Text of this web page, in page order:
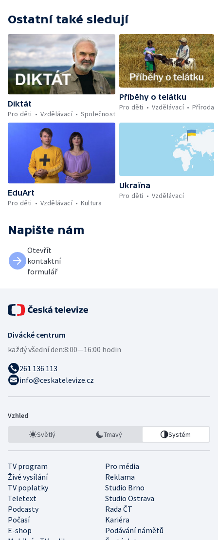
Ostatní také sledují
Diktát
Pro děti
Vzdělávací Společnost
Příběhy o telátku
Pro děti
Vzdělávací Příroda
EduArt
Pro děti
Vzdělávací Kultura
Ukraïna
Pro děti
Vzdělávací
Napište nám
Otevřít
kontaktní
formulář
Divácké centrum
každý všední den:8:00—16:00 hodin
261 136 113
info@ceskatelevize.cz
Vzhled
Světlý Tmavý Systém
TV program
Pro média
Živé vysílání
Reklama
TV poplatky
Studio Brno
Teletext
Studio Ostrava
Podcasty
Rada ČT
Počasí
Kariéra
E-shop
Podávání námětů